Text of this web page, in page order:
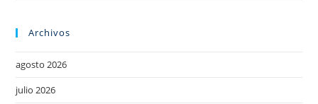
Archivos
agosto 2026
julio 2026